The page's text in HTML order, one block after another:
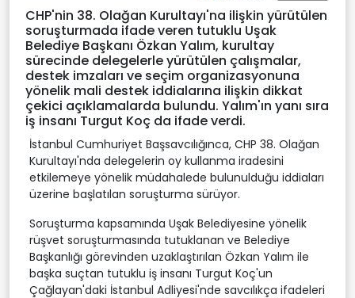
CHP'nin 38. Olağan Kurultayı'na ilişkin yürütülen
soruşturmada ifade veren tutuklu Uşak
Belediye Başkanı Özkan Yalım, kurultay
sürecinde delegelerle yürütülen çalışmalar,
destek imzaları ve seçim organizasyonuna
yönelik mali destek iddialarına ilişkin dikkat
çekici açıklamalarda bulundu. Yalım'ın yanı sıra
iş insanı Turgut Koç da ifade verdi.
İstanbul Cumhuriyet Başsavcılığınca, CHP 38. Olağan
Kurultayı'nda delegelerin oy kullanma iradesini
etkilemeye yönelik müdahalede bulunulduğu iddiaları
üzerine başlatılan soruşturma sürüyor.
Soruşturma kapsamında Uşak Belediyesine yönelik
rüşvet soruşturmasında tutuklanan ve Belediye
Başkanlığı görevinden uzaklaştırılan Özkan Yalım ile
başka suçtan tutuklu iş insanı Turgut Koç'un
Çağlayan'daki İstanbul Adliyesi'nde savcılıkça ifadeleri